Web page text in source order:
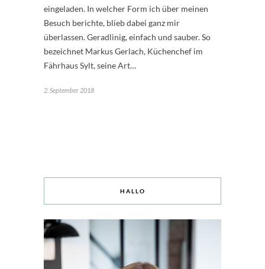
eingeladen. In welcher Form ich über meinen
Besuch berichte, blieb dabei ganz mir
überlassen. Geradlinig, einfach und sauber. So
bezeichnet Markus Gerlach, Küchenchef im
Fährhaus Sylt, seine Art…
2. September 2018
HALLO